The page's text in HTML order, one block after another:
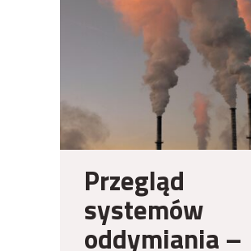
Przegląd
systemów
oddymiania –